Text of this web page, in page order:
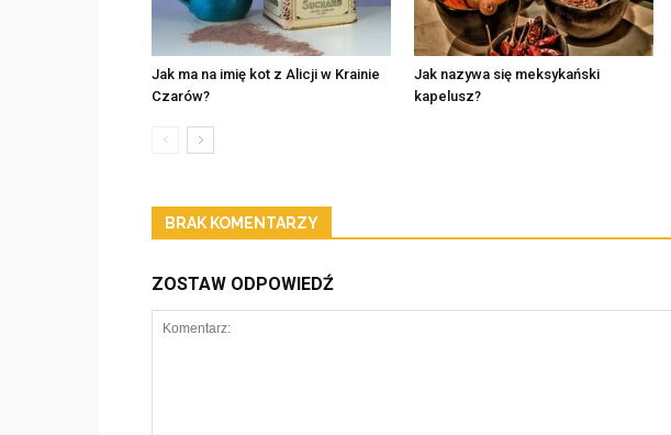
Jak ma na imię kot z Alicji w Krainie
Czarów?
Jak nazywa się meksykański
kapelusz?
BRAK KOMENTARZY
ZOSTAW ODPOWIEDŹ